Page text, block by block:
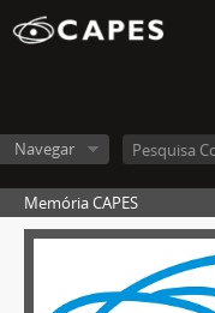
Navegar
Memória CAPES